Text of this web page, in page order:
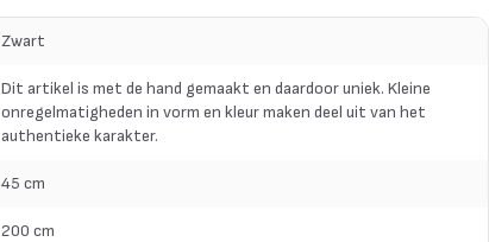
Zwart
Dit artikel is met de hand gemaakt en daardoor uniek. Kleine
onregelmatigheden in vorm en kleur maken deel uit van het
authentieke karakter.
45 cm
200 cm